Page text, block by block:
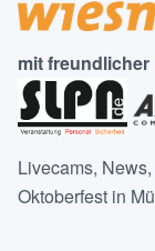
mit
Livecams,
Oktoberfest in